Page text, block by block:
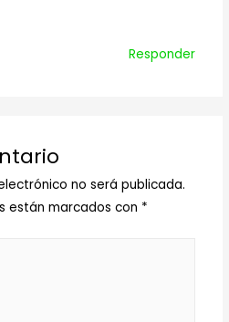
Responder
no será publicada.
están marcados con *